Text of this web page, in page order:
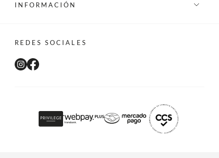
INFORMACIÓN
REDES SOCIALES